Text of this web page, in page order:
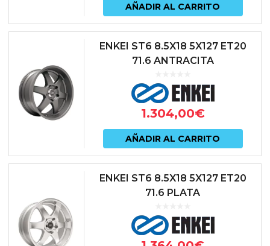
AÑADIR AL CARRITO
ENKEI ST6 8.5X18 5X127 ET20
71.6 ANTRACITA
1.304,00€
AÑADIR AL CARRITO
ENKEI ST6 8.5X18 5X127 ET20
71.6 PLATA